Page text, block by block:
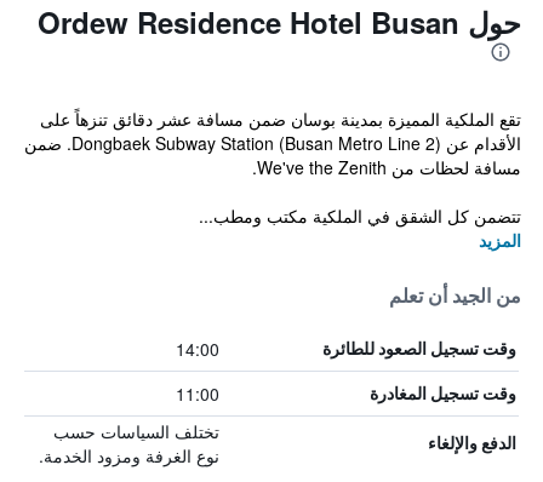
حول Ordew Residence Hotel Busan
تقع الملكية المميزة بمدينة بوسان ضمن مسافة عشر دقائق تنزهاً على
الأقدام عن Dongbaek Subway Station (Busan Metro Line 2). ضمن
مسافة لحظات من We've the Zenith.
تتضمن كل الشقق في الملكية مكتب ومطب...
المزيد
من الجيد أن تعلم
وقت تسجيل الصعود للطائرة 14:00
وقت تسجيل المغادرة 11:00
الدفع والإلغاء
تختلف السياسات حسب
نوع الغرفة ومزود الخدمة.